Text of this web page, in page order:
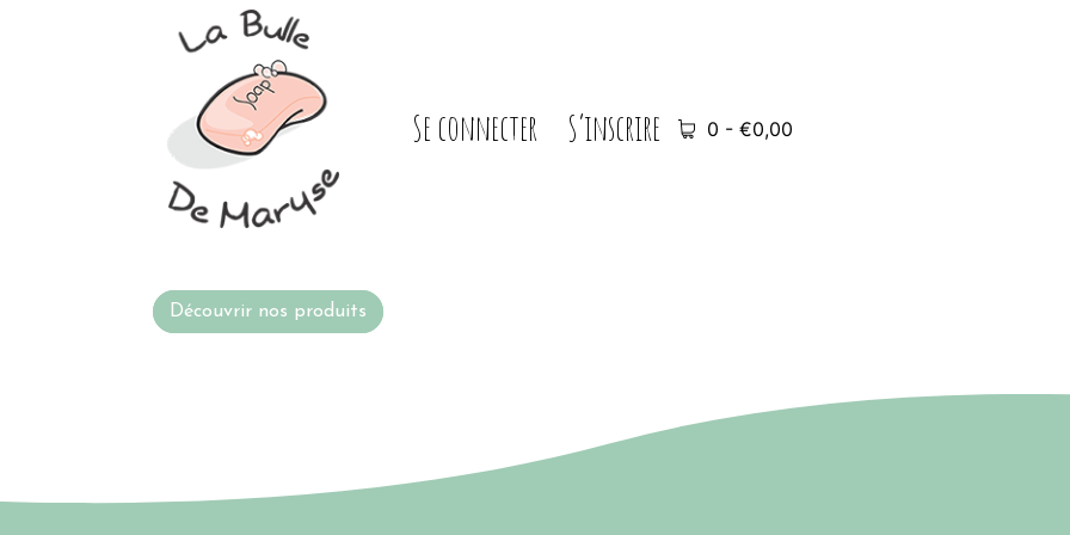
Se connecter S’inscrire 0 - €0,00
Découvrir nos produits